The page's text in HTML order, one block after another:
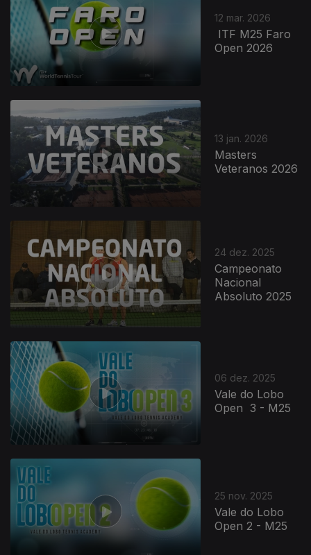
12 mar. 2026
ITF M25 Faro
Open 2026
13 jan. 2026
Masters
Veteranos 2026
24 dez. 2025
Campeonato
Nacional
Absoluto 2025
06 dez. 2025
Vale do Lobo
Open 3 - M25
25 nov. 2025
Vale do Lobo
Open 2 - M25